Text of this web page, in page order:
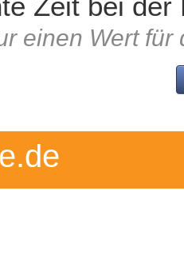
Zeit bei
einen Wert